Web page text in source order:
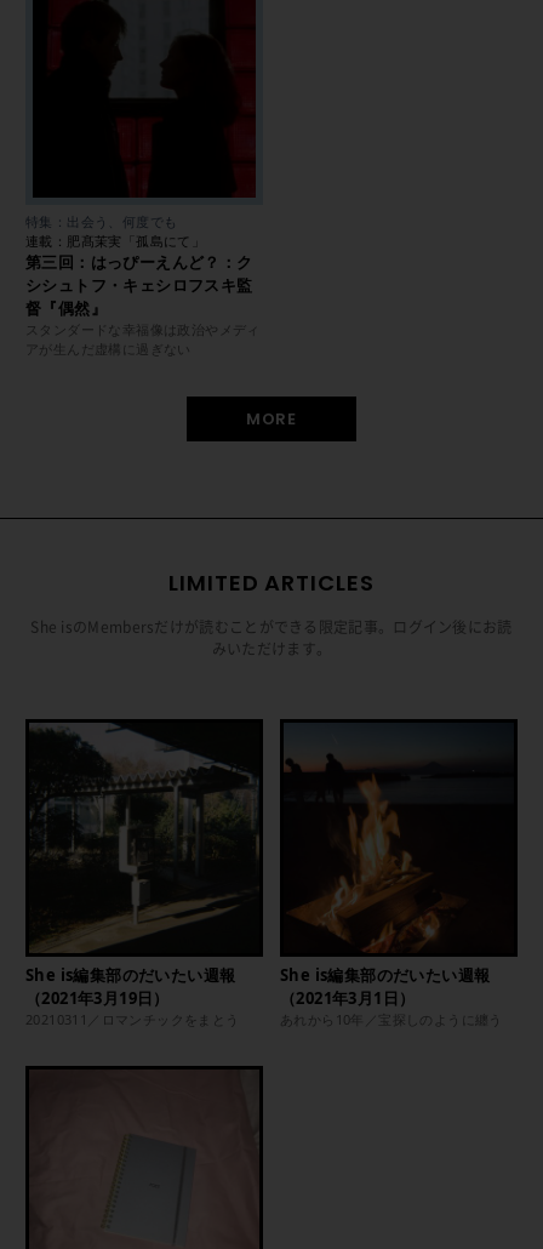
特集：出会う、何度でも
連載：肥髙茉実「孤島にて」
第三回：はっぴーえんど？：ク
シシュトフ・キェシロフスキ監
督『偶然』
スタンダードな幸福像は政治やメディ
アが生んだ虚構に過ぎない
MORE
LIMITED ARTICLES
She isのMembersだけが読むことができる限定記事。ログイン後にお読
みいただけます。
She is編集部のだいたい週報
（2021年3月19日）
20210311／ロマンチックをまとう
She is編集部のだいたい週報
（2021年3月1日）
あれから10年／宝探しのように纏う